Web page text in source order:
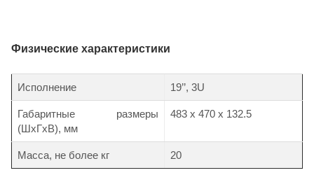
Физические характеристики
Исполнение 19’’, 3U
Габаритные размеры
(ШхГхВ), мм
483 х 470 х 132.5
Масса, не более кг 20